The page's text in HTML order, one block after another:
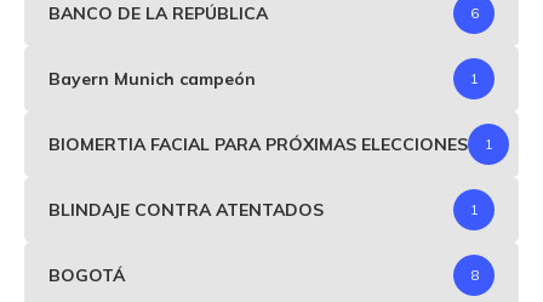
BANCO DE LA REPÚBLICA 6
Bayern Munich campeón 1
BIOMERTIA FACIAL PARA PRÓXIMAS ELECCIONES 1
BLINDAJE CONTRA ATENTADOS 1
BOGOTÁ 8